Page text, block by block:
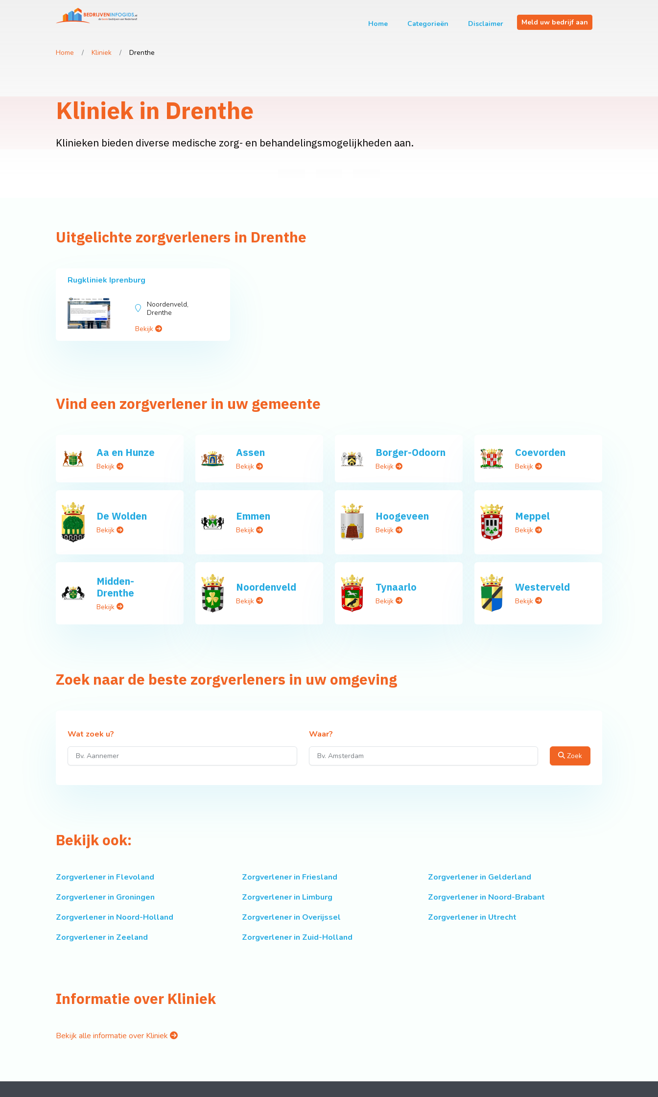
Home Categorieën Disclaimer Meld uw bedrijf aan
Home Kliniek Drenthe
Kliniek in Drenthe
Klinieken bieden diverse medische zorg- en behandelingsmogelijkheden aan.
Uitgelichte zorgverleners in Drenthe
Rugkliniek Iprenburg
Noordenveld,
Drenthe
Bekijk
Vind een zorgverlener in uw gemeente
Aa en Hunze
Bekijk
Assen
Bekijk
Borger-Odoorn
Bekijk
Coevorden
Bekijk
De Wolden
Bekijk
Emmen
Bekijk
Hoogeveen
Bekijk
Meppel
Bekijk
Midden-
Drenthe
Bekijk
Noordenveld
Bekijk
Tynaarlo
Bekijk
Westerveld
Bekijk
Zoek naar de beste zorgverleners in uw omgeving
Wat zoek u? Waar?
Zoek
Bekijk ook:
Zorgverlener in Flevoland Zorgverlener in Friesland
Zorgverlener in Gelderland
Zorgverlener in Groningen
Zorgverlener in Limburg
Zorgverlener in Noord-Brabant
Zorgverlener in Noord-Holland
Zorgverlener in Overijssel
Zorgverlener in Utrecht
Zorgverlener in Zeeland
Zorgverlener in Zuid-Holland
Informatie over Kliniek
Bekijk alle informatie over Kliniek